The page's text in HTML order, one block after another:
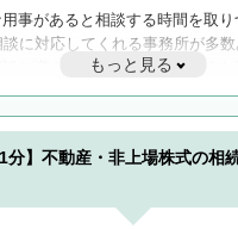
事があると相談する時間を取り
に対応してくれる事務所が多数
談が増えそうな場合はそのような
ましょう。
19時以降TEL可の条件
を加えて再検索
もっと見る
1分】不動産・非上場株式の相